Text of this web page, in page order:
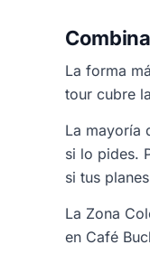
La forma
tour cubre
La mayoría
si lo pides.
si tus
La Zona
en Café